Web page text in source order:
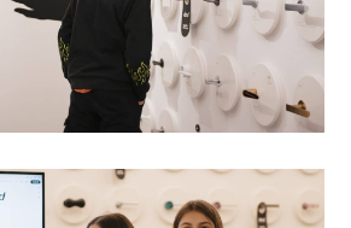
виртуальный тур
Запросить образец